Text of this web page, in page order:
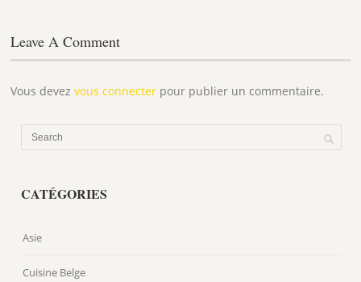
Leave A Comment
Vous devezvous connecter pour publier un commentaire.
CATÉGORIES
Asie
Cuisine Belge